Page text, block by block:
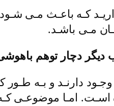
کـه باعـث مـی
مـی باشـد.
دیگر دچار توهم
دارنـد و بـه
اسـت. امـا